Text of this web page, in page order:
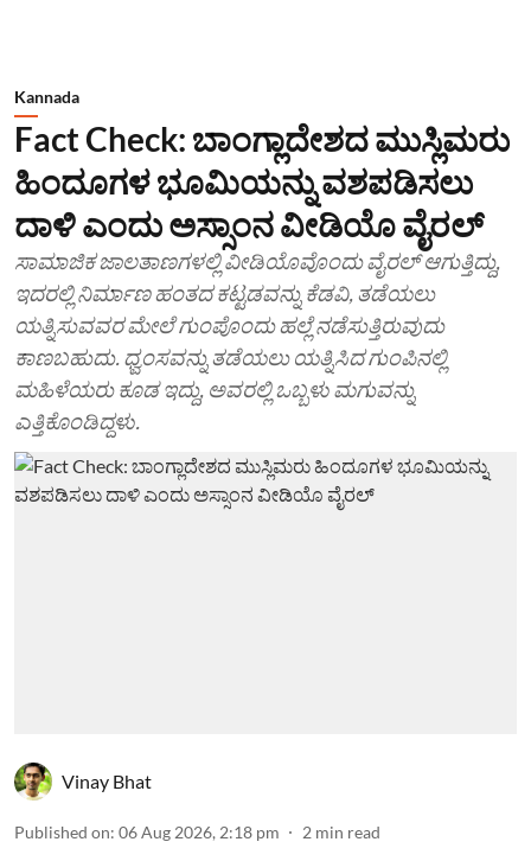
Kannada
Fact Check: ಬಾಂಗ್ಲಾದೇಶದ ಮುಸ್ಲಿಮರು
ಹಿಂದೂಗಳ ಭೂಮಿಯನ್ನು ವಶಪಡಿಸಲು
ದಾಳಿ ಎಂದು ಅಸ್ಸಾಂನ ವೀಡಿಯೊ ವೈರಲ್
ಸಾಮಾಜಿಕ ಜಾಲತಾಣಗಳಲ್ಲಿ ವೀಡಿಯೊವೊಂದು ವೈರಲ್ ಆಗುತ್ತಿದ್ದು,
ಇದರಲ್ಲಿ ನಿರ್ಮಾಣ ಹಂತದ ಕಟ್ಟಡವನ್ನು ಕೆಡವಿ, ತಡೆಯಲು
ಯತ್ನಿಸುವವರ ಮೇಲೆ ಗುಂಪೊಂದು ಹಲ್ಲೆ ನಡೆಸುತ್ತಿರುವುದು
ಕಾಣಬಹುದು. ಧ್ವಂಸವನ್ನು ತಡೆಯಲು ಯತ್ನಿಸಿದ ಗುಂಪಿನಲ್ಲಿ
ಮಹಿಳೆಯರು ಕೂಡ ಇದ್ದು, ಅವರಲ್ಲಿ ಒಬ್ಬಳು ಮಗುವನ್ನು
ಎತ್ತಿಕೊಂಡಿದ್ದಳು.
Vinay Bhat
Published on: 06 Aug 2026, 2:18 pm 2 min read